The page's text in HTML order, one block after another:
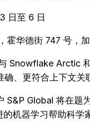
日至 6 日
霍华德街 747 号，
Snowflake Arctic
、更符合上下文关
S&P Global 将在题
机器学习帮助科学